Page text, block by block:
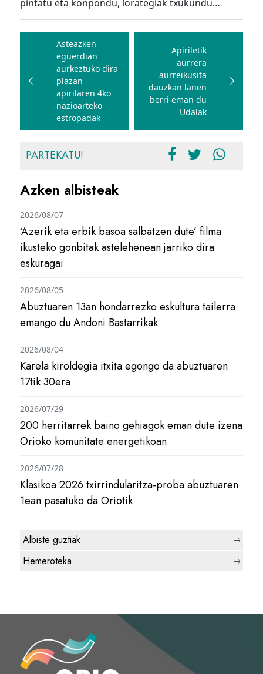
pintatu eta konpondu, lorategiak txukundu…
Bidalketetan
zehar
nabigatu
Asteazken
eguerdian
aurkeztuko dira
plazan
apirilaren 4ko
nazioarteko
estropadak
Apiriletik
aurrera
aurreikusita
dauzkan lanen
berri eman du
Udalak
PARTEKATU!
Azken albisteak
‘Azerik eta erbik basoa salbatzen dute’ filma
ikusteko gonbitak astelehenean jarriko dira
eskuragai
2026/08/07
Abuztuaren 13an hondarrezko eskultura tailerra
emango du Andoni Bastarrikak
2026/08/05
Karela kiroldegia itxita egongo da abuztuaren
17tik 30era
2026/08/04
200 herritarrek baino gehiagok eman dute izena
Orioko komunitate energetikoan
2026/07/29
Klasikoa 2026 txirrindularitza-proba abuztuaren
1ean pasatuko da Oriotik
2026/07/28
Albiste guztiak
Hemeroteka